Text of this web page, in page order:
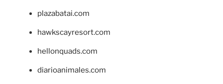
plazabatai.com
hawkscayresort.com
hellonquads.com
diarioanimales.com